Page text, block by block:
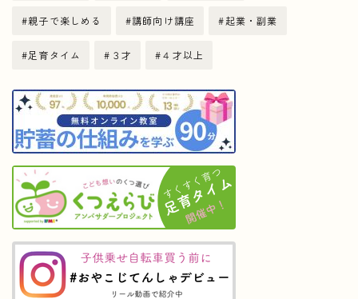
親子で楽しめる 講師向け講座 起業・副業
足育タイム ３才 ４才以上